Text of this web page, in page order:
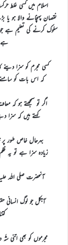
اسلام میں کسی غلط
نقصان پہنچانے والا ہو
سلوک کرنے کی تعلیم ہے
ہے
کسی مجرم کو سزا
کہ اس بات کو
اگر تو سمجھتے ہو کہ
کہتے ہیں کہ سزا
بہرحال خاص طور پر
زیادہ سزا ہے تو یہ
آنحضرت صلی اللہ
آجکل جو لوگ
مجرموں کو بھی اتنی